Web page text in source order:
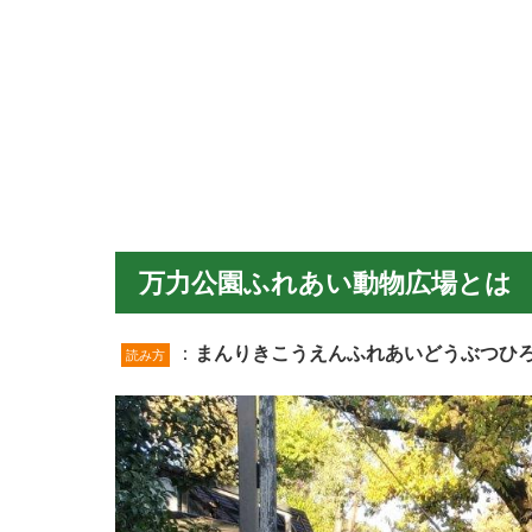
万力公園ふれあい動物広場とは
読み方 ： まんりきこうえんふれあいどうぶつひ